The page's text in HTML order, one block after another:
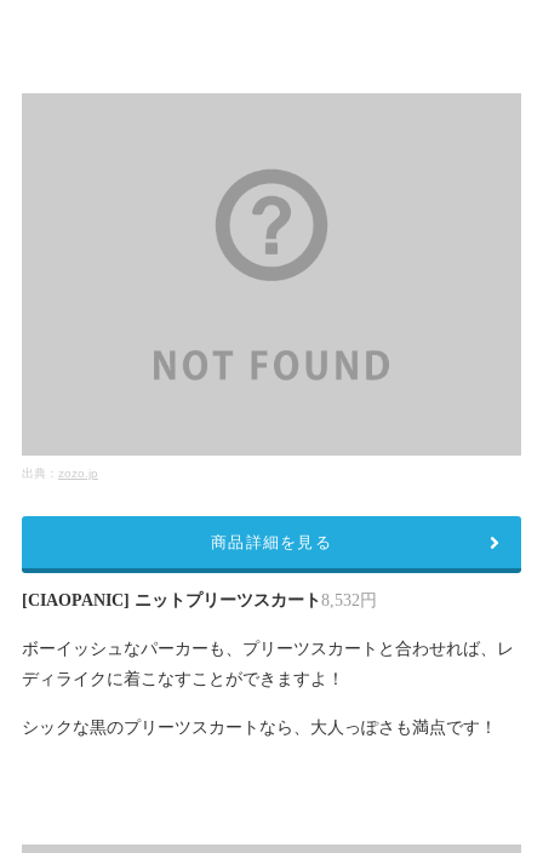
出典： zozo.jp
[CIAOPANIC] ニットプリーツスカート8,532円
ボーイッシュなパーカーも、プリーツスカートと合わせれば、レ
ディライクに着こなすことができますよ！
シックな黒のプリーツスカートなら、大人っぽさも満点です！
商品詳細を見る